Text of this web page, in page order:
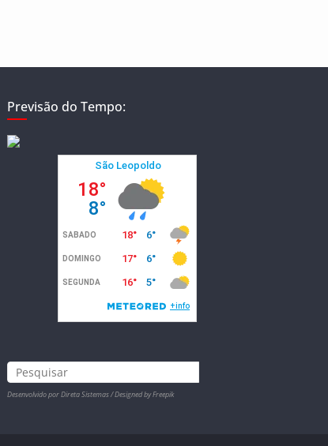
Previsão do Tempo:
Desenvolvido por Direta Sistemas /Designed by Freepik